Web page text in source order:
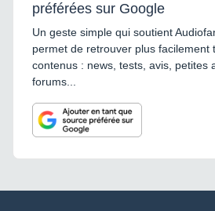
préférées sur Google
Un geste simple qui soutient
permet de retrouver plus facilement
contenus : news, tests, avis, petites
forums...